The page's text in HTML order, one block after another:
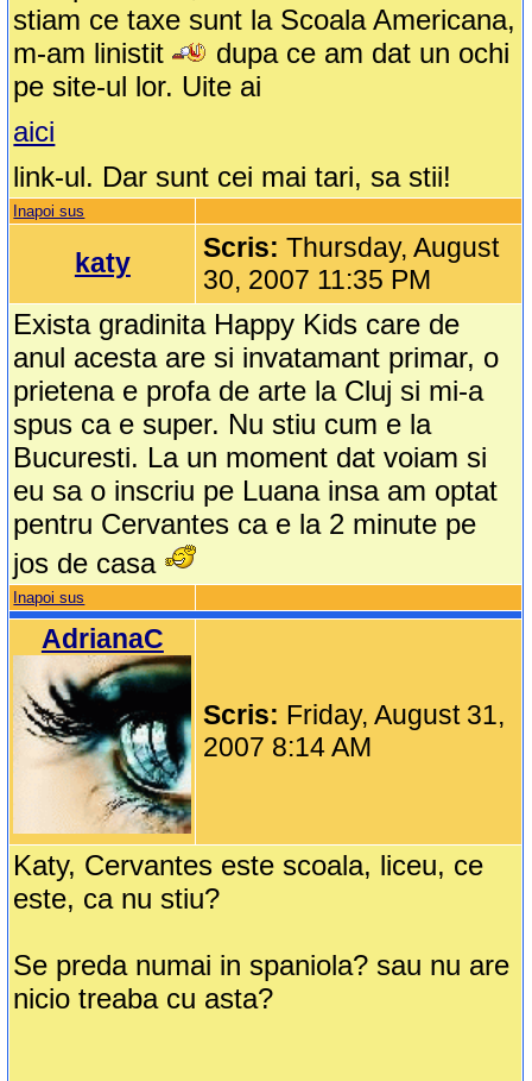
stiam ce taxe sunt la Scoala Americana,
m-am linistit
dupa ce am dat un ochi
pe site-ul lor. Uite ai
aici
link-ul. Dar sunt cei mai tari, sa stii!
Inapoi sus
katy Scris:Thursday, August
30, 2007 11:35 PM
Exista gradinita Happy Kids care de
anul acesta are si invatamant primar, o
prietena e profa de arte la Cluj si mi-a
spus ca e super. Nu stiu cum e la
Bucuresti. La un moment dat voiam si
eu sa o inscriu pe Luana insa am optat
pentru Cervantes ca e la 2 minute pe
jos de casa
Inapoi sus
AdrianaC
Scris: Friday, August 31,
2007 8:14 AM
Katy, Cervantes este scoala, liceu, ce
este, ca nu stiu?
Se preda numai in spaniola? sau nu are
nicio treaba cu asta?